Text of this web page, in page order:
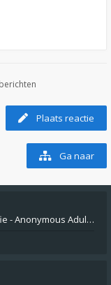
Plaats reactie
Ga naar
Private Girls From Your City - No Selfie - Anonymous Adult Dating https://privatedates.live Private Girls In Your